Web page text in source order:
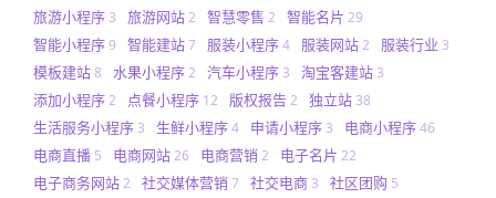
旅游小程序 3 旅游网站2 智慧零售 2 智能名片 29
智能小程序9 智能建站7 服装小程序4 服装网站2 服装行业 3
模板建站8 水果小程序2 汽车小程序 3 淘宝客建站 3
添加小程序2 点餐小程序 12 版权报告2 独立站 38
生活服务小程序 3 生鲜小程序4 申请小程序 3 电商小程序46
电商直播 5 电商网站26 电商营销 2 电子名片 22
电子商务网站2 社交媒体营销 7 社交电商 3 社区团购 5